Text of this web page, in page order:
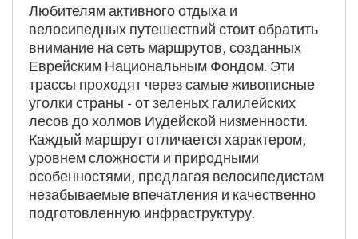
Любителям активного отдыха и
велосипедных путешествий стоит обратить
внимание на сеть маршрутов, созданных
Еврейским Национальным Фондом. Эти
трассы проходят через самые живописные
уголки страны - от зеленых галилейских
лесов до холмов Иудейской низменности.
Каждый маршрут отличается характером,
уровнем сложности и природными
особенностями, предлагая велосипедистам
незабываемые впечатления и качественно
подготовленную инфраструктуру.